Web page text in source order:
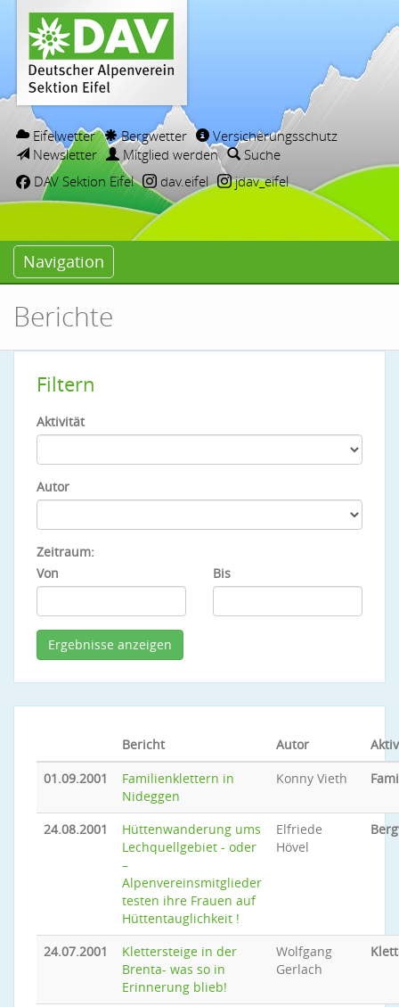
Eifelwetter Bergwetter
Versicherungsschutz
Newsletter
Mitglied werden
Suche
DAV Sektion Eifel
dav.eifel jdav_eifel
Navigation
Berichte
Filtern
Aktivität
Autor
Zeitraum:
Von
Bis
Bericht Autor
01.09.2001
Familienklettern in
Nideggen
Konny Vieth
24.08.2001
Hüttenwanderung ums
Lechquellgebiet - oder
–
Alpenvereinsmitglieder
testen ihre Frauen auf
Hüttentauglichkeit !
Elfriede
Hövel
24.07.2001
Klettersteige in der
Brenta- was so in
Erinnerung blieb!
Wolfgang
Gerlach